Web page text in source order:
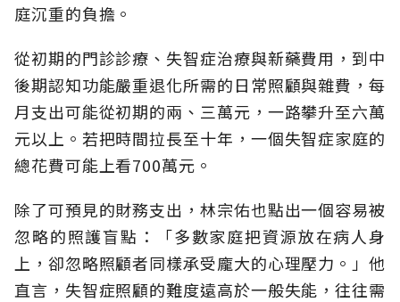
庭沉重的負擔。
從初期的門診診療、失智症治療與新藥費用，到中
後期認知功能嚴重退化所需的日常照顧與雜費，每
月支出可能從初期的兩、三萬元，一路攀升至六萬
元以上。若把時間拉長至十年，一個失智症家庭的
總花費可能上看700萬元。
除了可預見的財務支出，林宗佑也點出一個容易被
忽略的照護盲點：「多數家庭把資源放在病人身
上，卻忽略照顧者同樣承受龐大的心理壓力。」他
直言，失智症照顧的難度遠高於一般失能，往往需